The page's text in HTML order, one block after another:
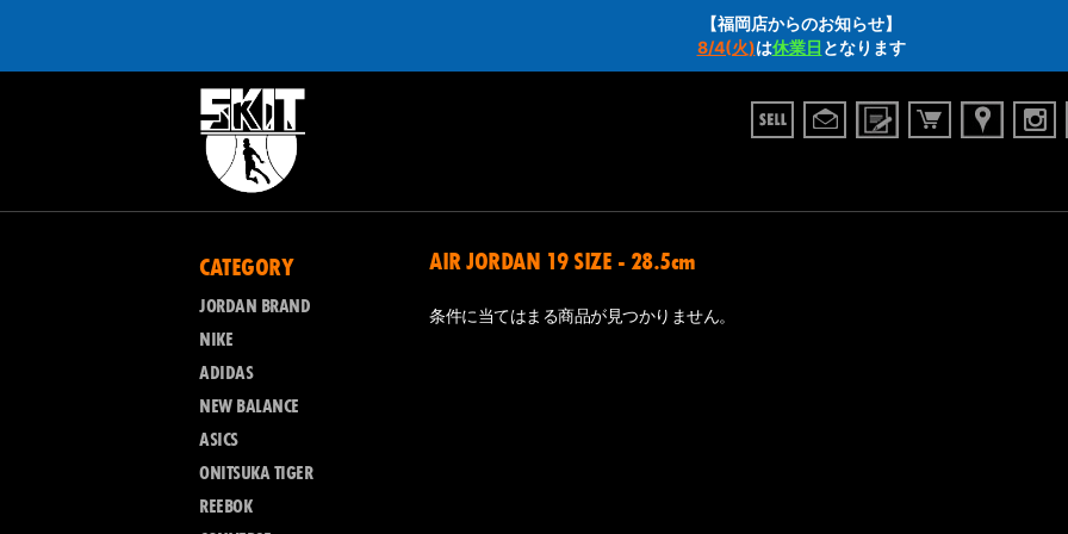
【福岡店からのお知らせ】
8/4(火)は休業日 となります
CATEGORY
JORDAN BRAND
NIKE
ADIDAS
NEW BALANCE
ASICS
ONITSUKA TIGER
REEBOK
AIR JORDAN 19 SIZE - 28.5cm
条件に当てはまる商品が見つかりません。